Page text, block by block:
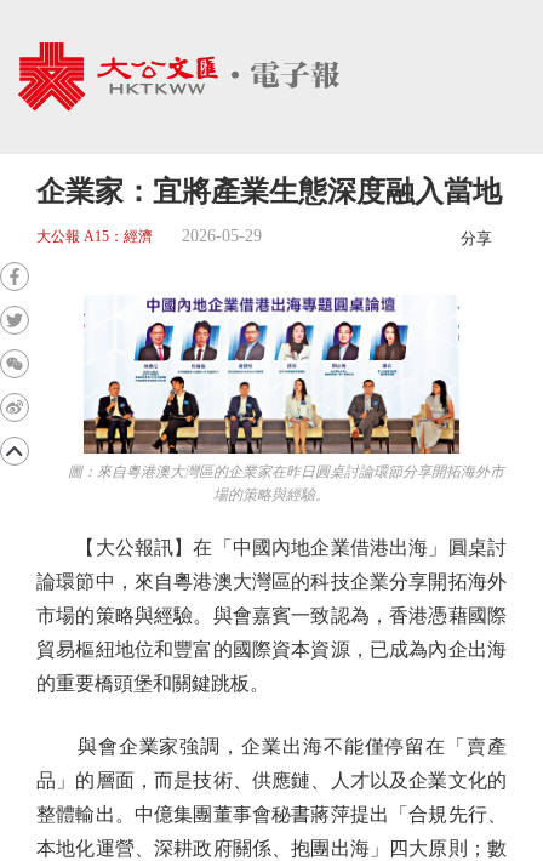
企業家：宜將產業生態深度融入當地
大公報 A15：經濟 2026-05-29 分享
圖：來自粵港澳大灣區的企業家在昨日圓桌討論環節分享開拓海外市
場的策略與經驗。
【大公報訊】在「中國內地企業借港出海」圓桌討
論環節中，來自粵港澳大灣區的科技企業分享開拓海外
市場的策略與經驗。與會嘉賓一致認為，香港憑藉國際
貿易樞紐地位和豐富的國際資本資源，已成為內企出海
的重要橋頭堡和關鍵跳板。
與會企業家強調，企業出海不能僅停留在「賣產
品」的層面，而是技術、供應鏈、人才以及企業文化的
整體輸出。中億集團董事會秘書蔣萍提出「合規先行、
本地化運營、深耕政府關係、抱團出海」四大原則；數